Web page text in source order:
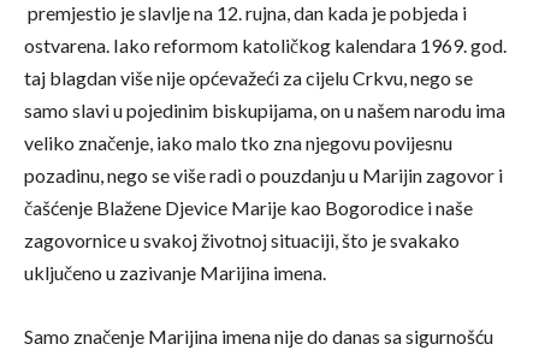
premjestio je slavlje na 12. rujna, dan kada je pobjeda i
ostvarena. Iako reformom katoličkog kalendara 1969. god.
taj blagdan više nije općevažeći za cijelu Crkvu, nego se
samo slavi u pojedinim biskupijama, on u našem narodu ima
veliko značenje, iako malo tko zna njegovu povijesnu
pozadinu, nego se više radi o pouzdanju u Marijin zagovor i
čašćenje Blažene Djevice Marije kao Bogorodice i naše
zagovornice u svakoj životnoj situaciji, što je svakako
uključeno u zazivanje Marijina imena.
Samo značenje Marijina imena nije do danas sa sigurnošću